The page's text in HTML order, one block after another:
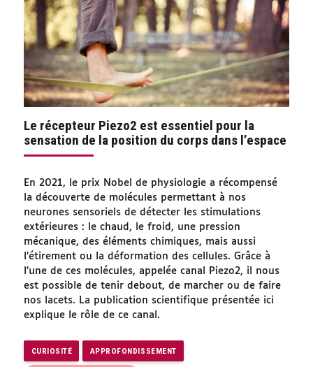
Le récepteur Piezo2 est essentiel pour la
sensation de la position du corps dans l’espace
En 2021, le prix Nobel de physiologie a récompensé
la découverte de molécules permettant à nos
neurones sensoriels de détecter les stimulations
extérieures : le chaud, le froid, une pression
mécanique, des éléments chimiques, mais aussi
l’étirement ou la déformation des cellules. Grâce à
l’une de ces molécules, appelée canal Piezo2, il nous
est possible de tenir debout, de marcher ou de faire
nos lacets. La publication scientifique présentée ici
explique le rôle de ce canal.
CURIOSITÉ APPROFONDISSEMENT